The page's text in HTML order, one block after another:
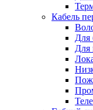
Кабель
Для
Для